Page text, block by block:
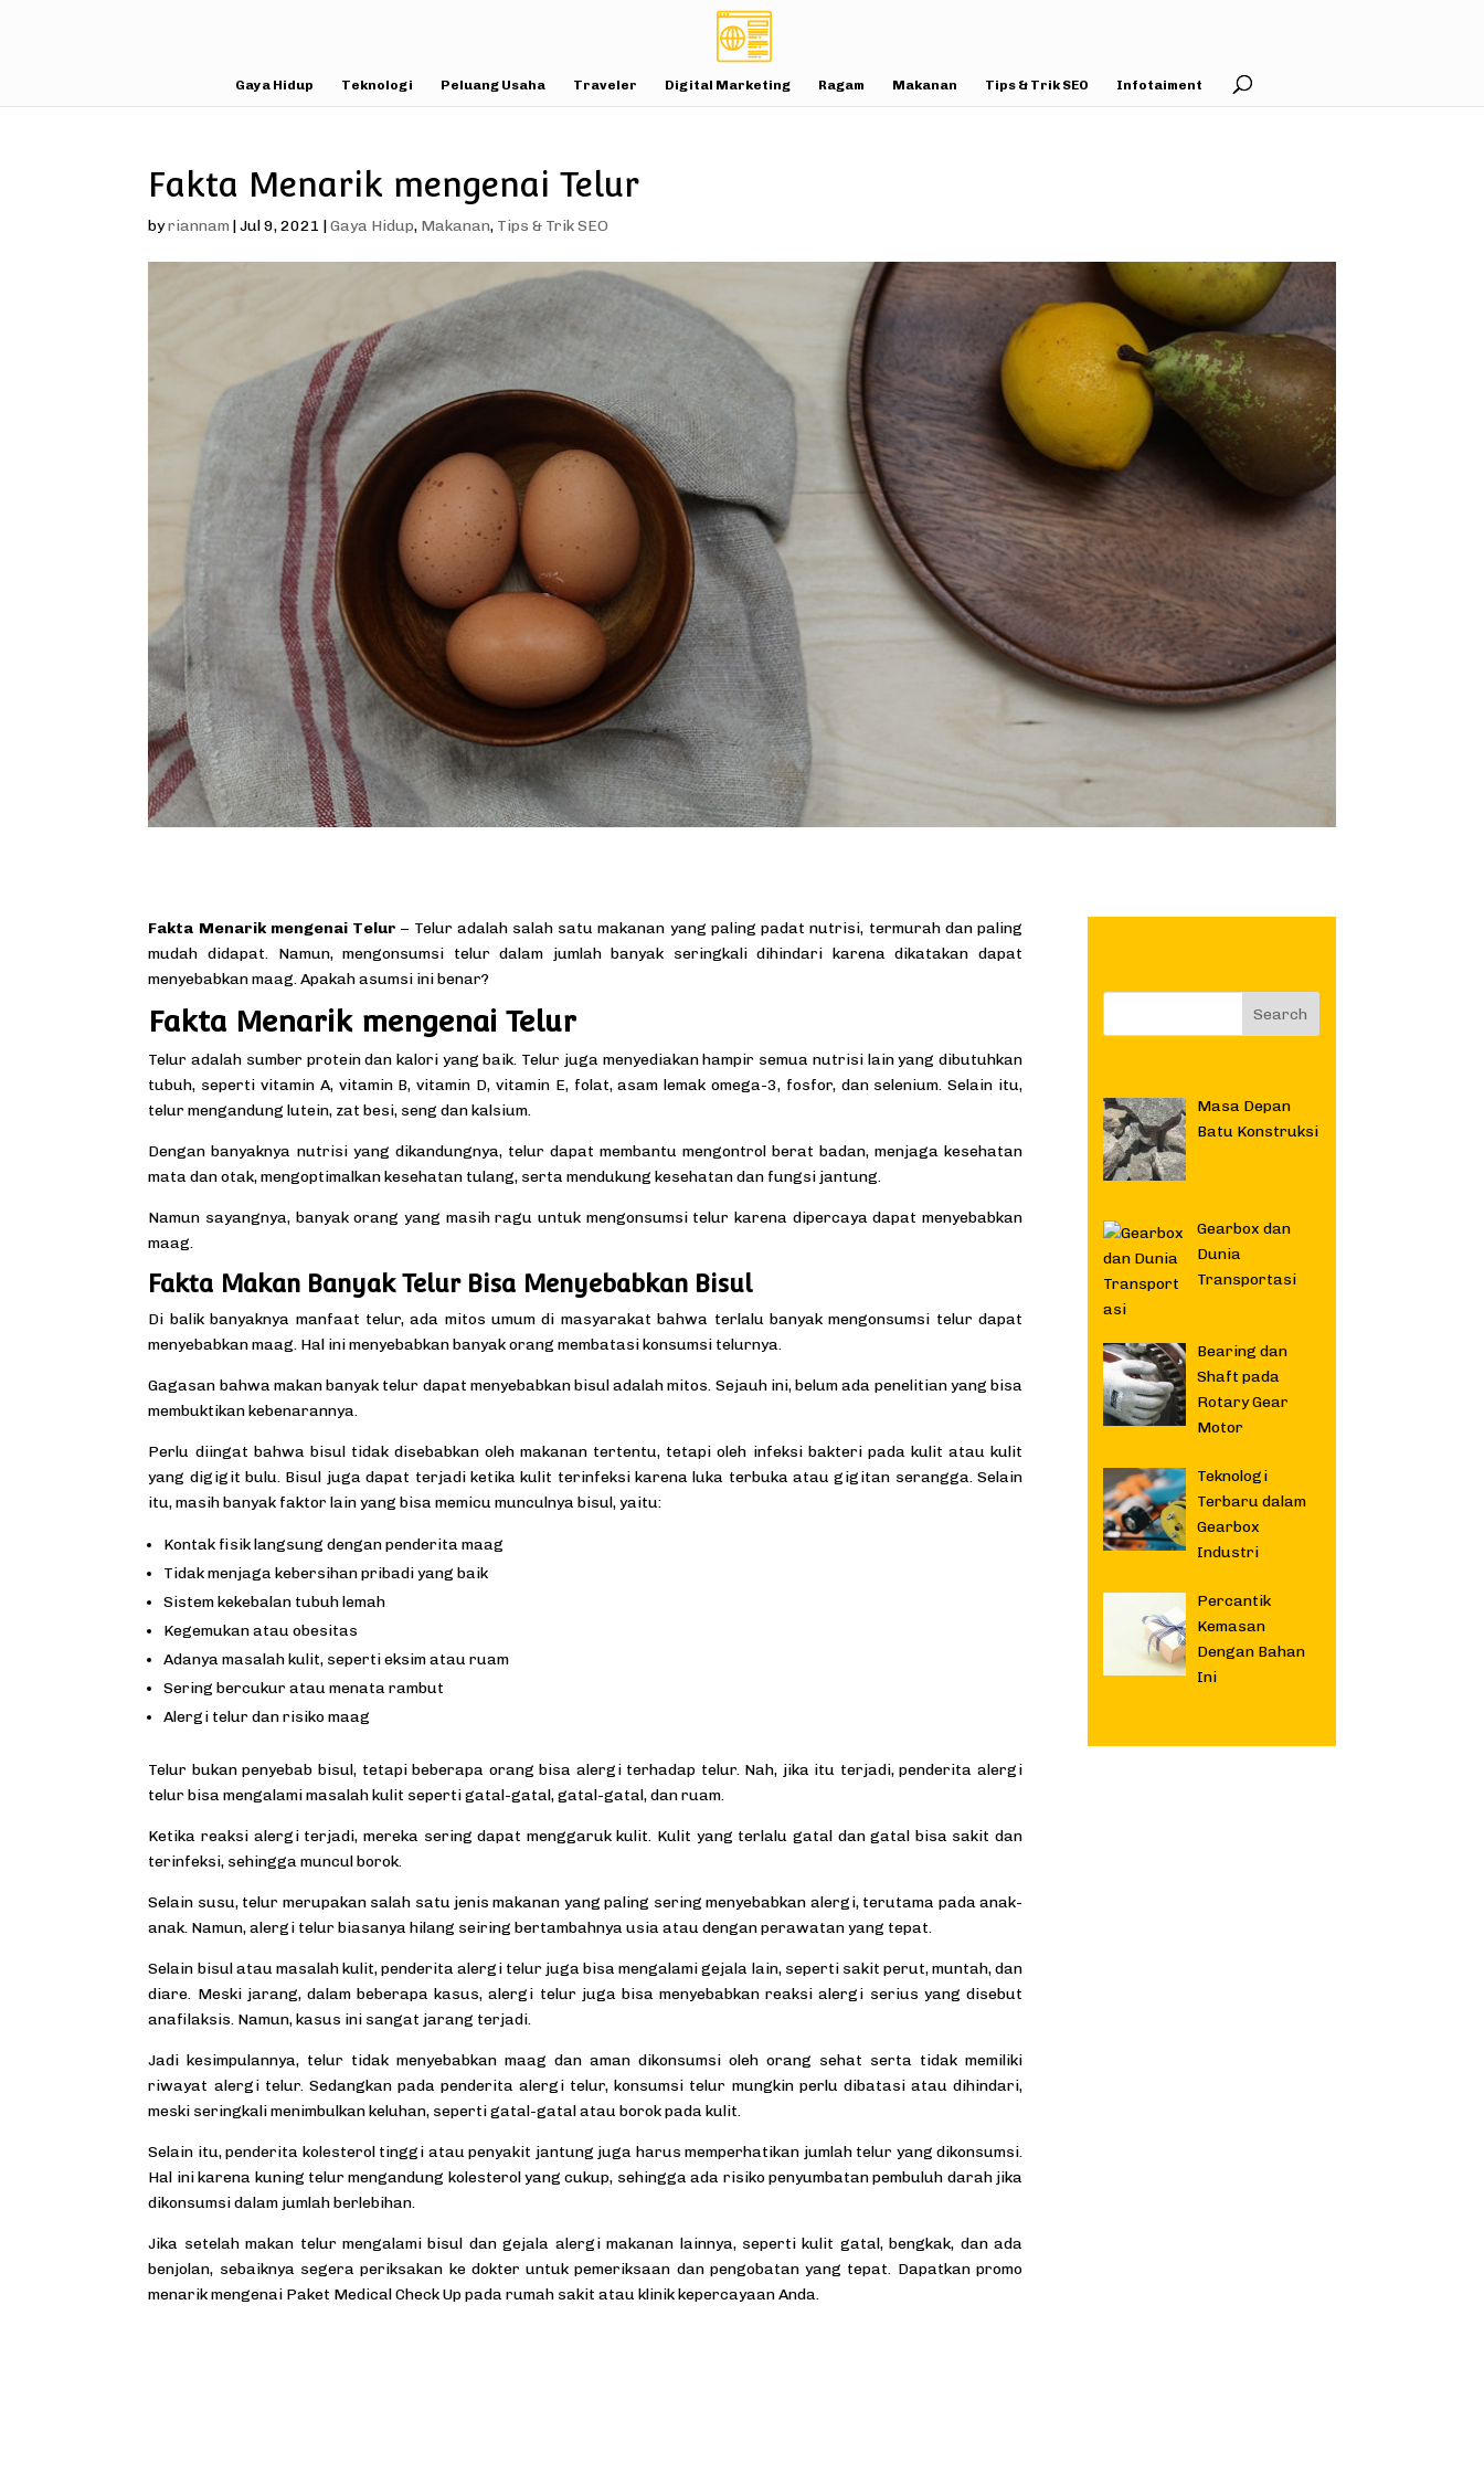
Gaya Hidup Teknologi Peluang Usaha Traveler Digital Marketing Ragam Makanan Tips & Trik SEO Infotaiment
Fakta Menarik mengenai Telur
byriannam |Jul 9, 2021 |Gaya Hidup, Makanan, Tips & Trik SEO
Fakta Menarik mengenai Telur– Telur adalah salah satu makanan yang paling padat nutrisi, termurah dan paling
mudah didapat. Namun, mengonsumsi telur dalam jumlah banyak seringkali dihindari karena dikatakan dapat
menyebabkan maag. Apakah asumsi ini benar?
Fakta Menarik mengenai Telur
Telur adalah sumber protein dan kalori yang baik. Telur juga menyediakan hampir semua nutrisi lain yang dibutuhkan
tubuh, seperti vitamin A, vitamin B, vitamin D, vitamin E, folat, asam lemak omega-3, fosfor, dan selenium. Selain itu,
telur mengandung lutein, zat besi, seng dan kalsium.
Dengan banyaknya nutrisi yang dikandungnya, telur dapat membantu mengontrol berat badan, menjaga kesehatan
mata dan otak, mengoptimalkan kesehatan tulang, serta mendukung kesehatan dan fungsi jantung.
Namun sayangnya, banyak orang yang masih ragu untuk mengonsumsi telur karena dipercaya dapat menyebabkan
maag.
Fakta Makan Banyak Telur Bisa Menyebabkan Bisul
Di balik banyaknya manfaat telur, ada mitos umum di masyarakat bahwa terlalu banyak mengonsumsi telur dapat
menyebabkan maag. Hal ini menyebabkan banyak orang membatasi konsumsi telurnya.
Gagasan bahwa makan banyak telur dapat menyebabkan bisul adalah mitos. Sejauh ini, belum ada penelitian yang bisa
membuktikan kebenarannya.
Perlu diingat bahwa bisul tidak disebabkan oleh makanan tertentu, tetapi oleh infeksi bakteri pada kulit atau kulit
yang digigit bulu. Bisul juga dapat terjadi ketika kulit terinfeksi karena luka terbuka atau gigitan serangga. Selain
itu, masih banyak faktor lain yang bisa memicu munculnya bisul, yaitu:
Kontak fisik langsung dengan penderita maag
Tidak menjaga kebersihan pribadi yang baik
Sistem kekebalan tubuh lemah
Kegemukan atau obesitas
Adanya masalah kulit, seperti eksim atau ruam
Sering bercukur atau menata rambut
Alergi telur dan risiko maag
Telur bukan penyebab bisul, tetapi beberapa orang bisa alergi terhadap telur. Nah, jika itu terjadi, penderita alergi
telur bisa mengalami masalah kulit seperti gatal-gatal, gatal-gatal, dan ruam.
Ketika reaksi alergi terjadi, mereka sering dapat menggaruk kulit. Kulit yang terlalu gatal dan gatal bisa sakit dan
terinfeksi, sehingga muncul borok.
Selain susu, telur merupakan salah satu jenis makanan yang paling sering menyebabkan alergi, terutama pada anak-
anak. Namun, alergi telur biasanya hilang seiring bertambahnya usia atau dengan perawatan yang tepat.
Selain bisul atau masalah kulit, penderita alergi telur juga bisa mengalami gejala lain, seperti sakit perut, muntah, dan
diare. Meski jarang, dalam beberapa kasus, alergi telur juga bisa menyebabkan reaksi alergi serius yang disebut
anafilaksis. Namun, kasus ini sangat jarang terjadi.
Jadi kesimpulannya, telur tidak menyebabkan maag dan aman dikonsumsi oleh orang sehat serta tidak memiliki
riwayat alergi telur. Sedangkan pada penderita alergi telur, konsumsi telur mungkin perlu dibatasi atau dihindari,
meski seringkali menimbulkan keluhan, seperti gatal-gatal atau borok pada kulit.
Selain itu, penderita kolesterol tinggi atau penyakit jantung juga harus memperhatikan jumlah telur yang dikonsumsi.
Hal ini karena kuning telur mengandung kolesterol yang cukup, sehingga ada risiko penyumbatan pembuluh darah jika
dikonsumsi dalam jumlah berlebihan.
Jika setelah makan telur mengalami bisul dan gejala alergi makanan lainnya, seperti kulit gatal, bengkak, dan ada
benjolan, sebaiknya segera periksakan ke dokter untuk pemeriksaan dan pengobatan yang tepat. Dapatkan promo
menarik mengenai Paket Medical Check Up pada rumah sakit atau klinik kepercayaan Anda.
Masa Depan
Batu Konstruksi
Gearbox dan
Dunia
Transportasi
Bearing dan
Shaft pada
Rotary Gear
Motor
Teknologi
Terbaru dalam
Gearbox
Industri
Percantik
Kemasan
Dengan Bahan
Ini